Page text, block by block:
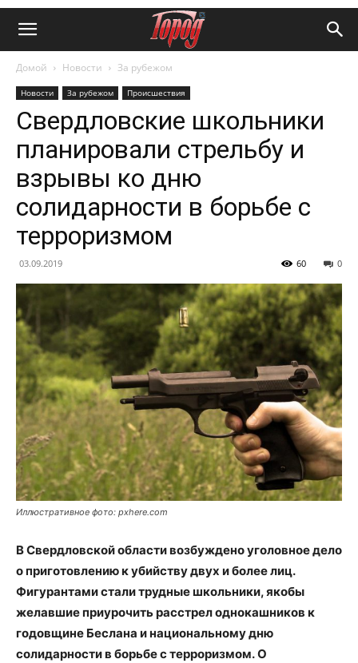
Домой Новости За рубежом
Новости За рубежом Происшествия
Свердловские школьники
планировали стрельбу и
взрывы ко дню
солидарности в борьбе с
терроризмом
03.09.2019 0
60
Иллюстративное фото: pxhere.com
В Свердловской области возбуждено уголовное дело
о приготовлению к убийству двух и более лиц.
Фигурантами стали трудные школьники, якобы
желавшие приурочить расстрел однокашников к
годовщине Беслана и национальному дню
солидарности в борьбе с терроризмом. О